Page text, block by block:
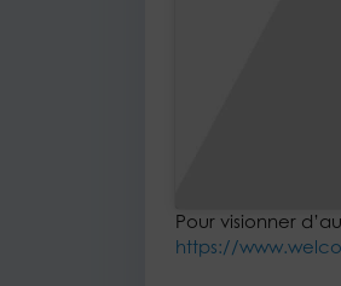
Pour visionner
https://